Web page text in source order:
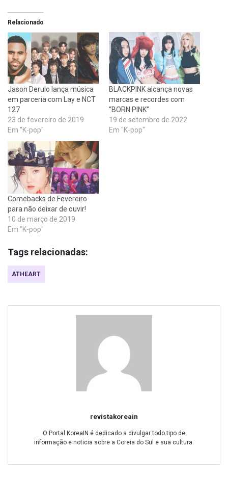
Relacionado
Jason Derulo lança música
em parceria com Lay e NCT
127
23 de fevereiro de 2019
Em "K-pop"
BLACKPINK alcança novas
marcas e recordes com
“BORN PINK”
19 de setembro de 2022
Em "K-pop"
Comebacks de Fevereiro
para não deixar de ouvir!
10 de março de 2019
Em "K-pop"
Tags relacionadas:
ATHEART
revistakoreain
O Portal KoreaIN é dedicado a divulgar todo tipo de
informação e noticia sobre a Coreia do Sul e sua cultura.